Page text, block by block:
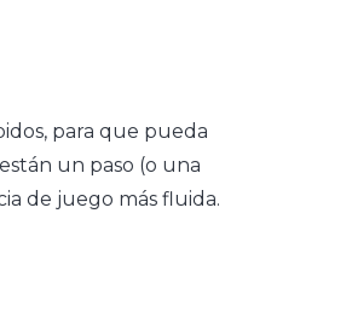
para que pueda
un paso (o una
de juego más fluida.